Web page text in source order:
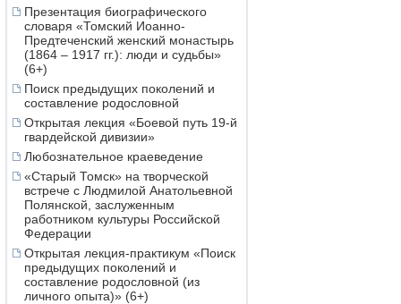
Презентация биографического
словаря «Томский Иоанно-
Предтеченский женский монастырь
(1864 – 1917 гг.): люди и судьбы»
(6+)
Поиск предыдущих поколений и
составление родословной
Открытая лекция «Боевой путь 19-й
гвардейской дивизии»
Любознательное краеведение
«Старый Томск» на творческой
встрече с Людмилой Анатольевной
Полянской, заслуженным
работником культуры Российской
Федерации
Открытая лекция-практикум «Поиск
предыдущих поколений и
составление родословной (из
личного опыта)» (6+)